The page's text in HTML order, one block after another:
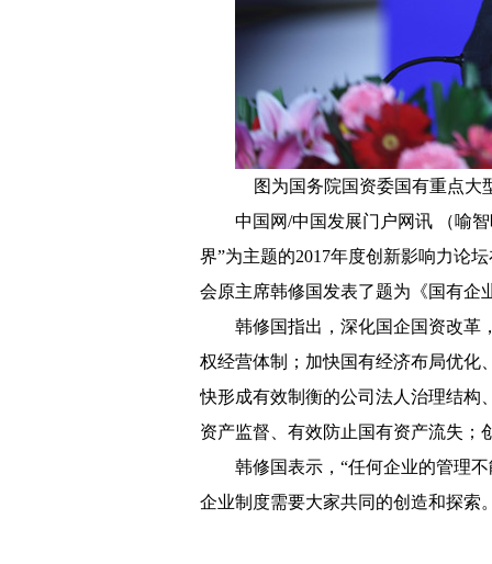
图为国务院国资委国有重点大
中国网/中国发展门户网讯 （喻
界”为主题的2017年度创新影响力论
会原主席韩修国发表了题为《国有
韩修国指出，深化国企国资改革
权经营体制；加快国有经济布局优化
快形成有效制衡的公司法人治理结构
资产监督、有效防止国有资产流失；
韩修国表示，“任何企业的管理
企业制度需要大家共同的创造和探索